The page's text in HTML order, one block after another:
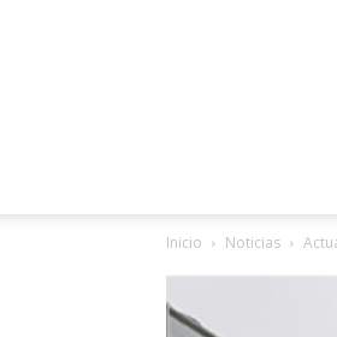
Inicio Noticias